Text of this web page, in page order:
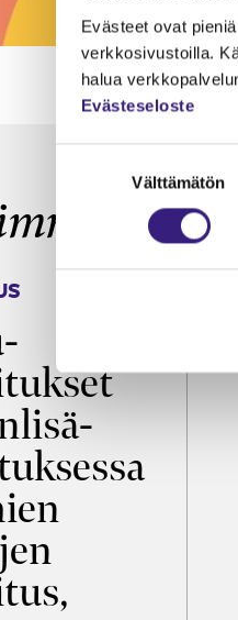
Evästeet ovat
verkkosivustoilla.
halua
Evästeseloste
Välttämätön